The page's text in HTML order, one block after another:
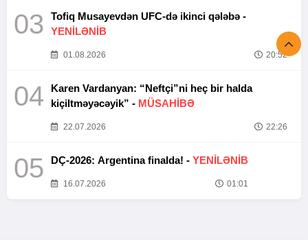
03
Tofiq Musayevdən UFC-də ikinci qələbə -
YENİLƏNİB
01.08.2026 20:52
04
Karen Vardanyan: “Neftçi”ni heç bir halda
kiçiltməyəcəyik” - MÜSAHİBƏ
22.07.2026 22:26
05 DÇ-2026: Argentina finalda! - YENİLƏNİB
16.07.2026 01:01